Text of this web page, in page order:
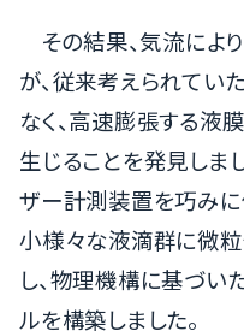
その結果、気流によ
が、従来考えられてい
なく、高速膨張する液
生じることを発見しま
ザー計測装置を巧みに
小様々な液滴群に微
し、物理機構に基づ
ルを構築しました。